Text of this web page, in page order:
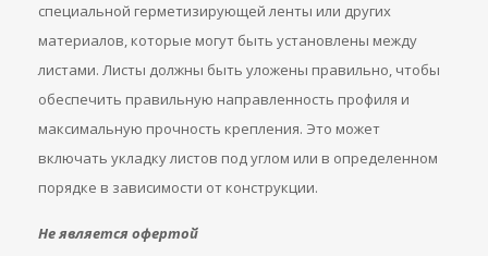
специальной герметизирующей ленты или других
материалов, которые могут быть установлены между
листами. Листы должны быть уложены правильно, чтобы
обеспечить правильную направленность профиля и
максимальную прочность крепления. Это может
включать укладку листов под углом или в определенном
порядке в зависимости от конструкции.
Не является офертой